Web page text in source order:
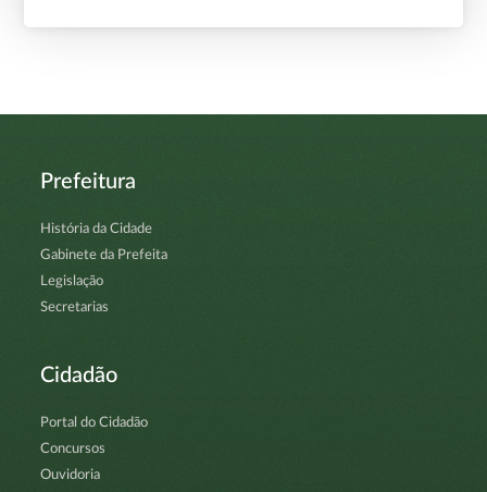
Prefeitura
História da Cidade
Gabinete da Prefeita
Legislação
Secretarias
Cidadão
Portal do Cidadão
Concursos
Ouvidoria